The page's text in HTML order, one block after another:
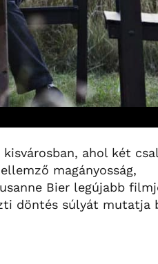
ahol két
magányosság,
Bier legújabb
döntés súlyát mutatja